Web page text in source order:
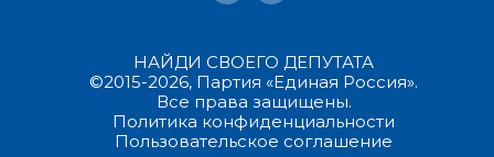
НАЙДИ СВОЕГО ДЕПУТАТА
©2015-2026, Партия «Единая Россия».
Все права защищены.
Политика конфиденциальности
Пользовательское соглашение